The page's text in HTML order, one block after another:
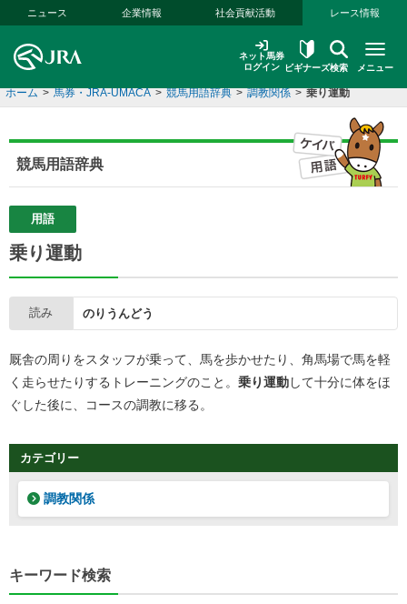
本文へ移動する
ニュース 企業情報 社会貢献活動 レース情報
ネット馬券
ログイン
ビギナーズ検索 メニュー
ホーム > 馬券・JRA-UMACA > 競馬用語辞典 > 調教関係 > 乗り運動
競馬用語辞典
用語
乗り運動
読み のりうんどう
厩舎の周りをスタッフが乗って、馬を歩かせたり、角馬場で馬を軽
く走らせたりするトレーニングのこと。 乗り運動して十分に体をほ
ぐした後に、コースの調教に移る。
カテゴリー
調教関係
キーワード検索